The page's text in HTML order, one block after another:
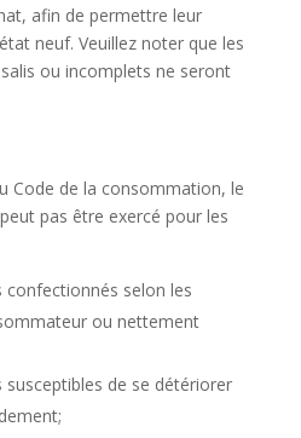
afin de permettre leur
neuf. Veuillez noter que les
ou incomplets ne seront
Code de la consommation, le
pas être exercé pour les
selon les
ou nettement
de se détériorer